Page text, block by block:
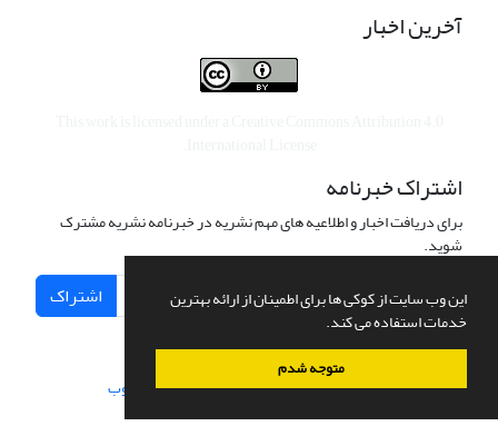
این وب سایت از کوکی ها برای اطمینان از ارائه بهترین
خدمات استفاده می کند.
متوجه شدم
آخرین اخبار
اشتراک خبرنامه
برای دریافت اخبار و اطلاعیه های مهم نشریه در خبرنامه نشریه مشترک
شوید.
اشتراک
سامانه مدیریت نشریات علمی.طراحی و پیاده سازی از سیناوب